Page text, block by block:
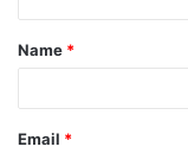
Name *
Email *